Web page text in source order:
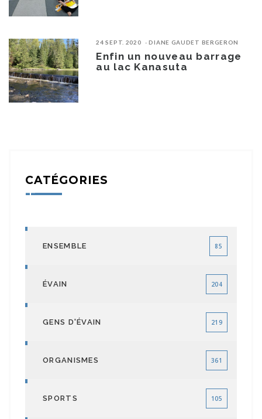
24 SEPT. 2020 DIANE GAUDET BERGERON
Enfin un nouveau barrage
au lac Kanasuta
CATÉGORIES
ENSEMBLE 85
ÉVAIN 204
GENS D'ÉVAIN 219
ORGANISMES 361
SPORTS 105